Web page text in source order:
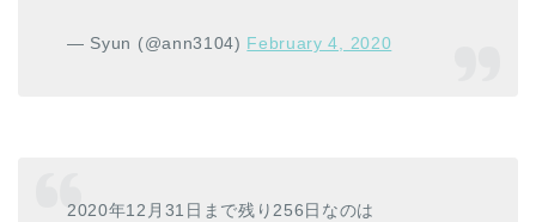
— Syun (@ann3104) February 4, 2020
2020年12月31日まで残り256日なのは